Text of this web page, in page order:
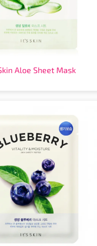
Aloe Sheet Mask